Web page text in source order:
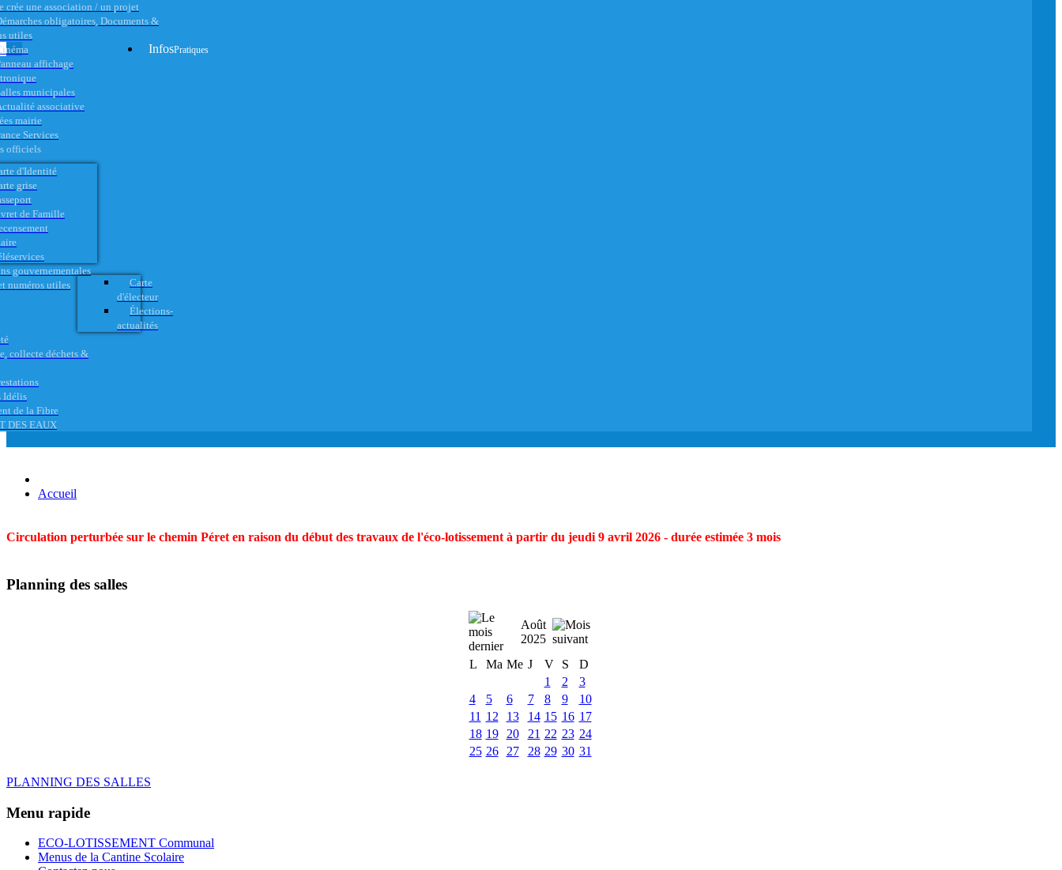
crée une association / un projet
obligatoires, Documents &
utiles
affichage
municipales
associative
InfosPratiques
mairie
Services
officiels
d'Identité
grise
de Famille
gouvernementales
numéros utiles
Carte
d'électeur
Élections-
actualités
collecte déchets &
Idélis
de la Fibre
DES EAUX
Accueil
Circulation perturbée sur le chemin Péret en raison du début des travaux de l'éco-lotissement à partir du jeudi 9 avril 2026 - durée estimée 3 mois
Planning des salles
Août
2025
L
Ma Me J V S
D
1
2
3
4
5 6 7 8 9
10
11 12 13 14 15 16 17
18 19 20 21 22 23 24
25 26 27 28 29 30 31
PLANNING DES SALLES
Menu rapide
ECO-LOTISSEMENT Communal
Menus de la Cantine Scolaire